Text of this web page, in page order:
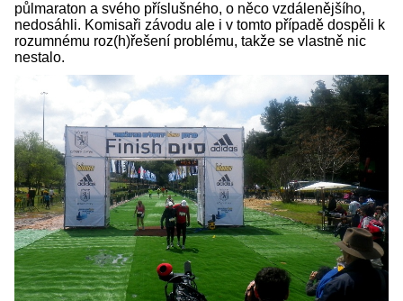
půlmaraton a svého příslušného, o něco vzdálenějšího,
nedosáhli. Komisaři závodu ale i v tomto případě dospěli k
rozumnému roz(h)řešení problému, takže se vlastně nic
nestalo.